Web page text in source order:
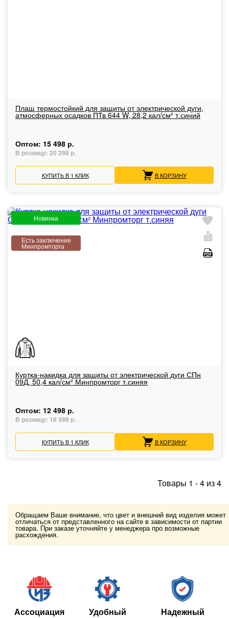
Плащ термостойкий для защиты от электрической дуги,
атмосферных осадков ПТв 644 W, 28,2 кал/см² т.синий
Оптом: 15 498 р.
В розницу: 20 298 р.
КУПИТЬ В 1 КЛИК В КОРЗИНУ
Новинка
Есть заключение
Минпромторга
Куртка-накидка для защиты от электрической дуги СПн
09Д, 50,4 кал/см² Минпромторг т.синяя
Оптом: 12 498 р.
В розницу: 16 398 р.
КУПИТЬ В 1 КЛИК В КОРЗИНУ
Товары 1 -4 из4
Обращаем Ваше внимание, что цвет и внешний вид изделия может
отличаться от представленного на сайте в зависимости от партии
товара. При заказе уточняйте у менеджера про возможные
расхождения.
Ассоциация
Удобный
Надежный